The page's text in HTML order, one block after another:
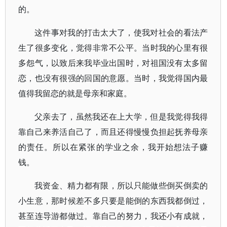
的。
这件事对我的打击太大了，使我对社会的看法产
生了很多变化，觉得非常不公平。当时我的心里有很
多怨气，以致后来我毕业出国时，对祖国没有太多留
恋，也没有很强的回国的意愿。当时，我觉得国内最
值得我留恋的就是母亲和家庭。
父亲去了，虽然我还在上大学，但是我觉得我得
靠自己来养活自己了，而且还得慢慢负担起抚养母亲
的责任。所以在紧张的学业之余，我开始想法子赚
钱。
我资金、精力都有限，所以只能做些倒买倒卖的
小生意，那时候差不多只要是能倒的东西我都倒过，
甚至连导游都做过。靠自己的努力，我还小有成就，